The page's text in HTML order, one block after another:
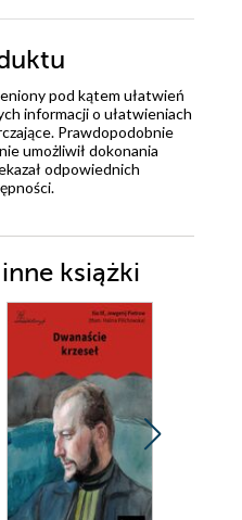
pod kątem ułatwień
informacji o ułatwieniach
Prawdopodobnie
umożliwił dokonania
odpowiednich
książki